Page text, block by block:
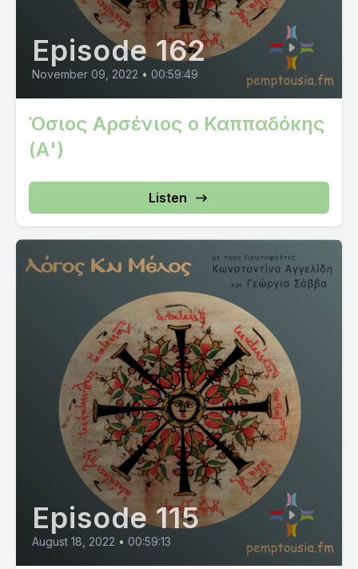
Episode 162
November 09, 2022 • 00:59:49
Όσιος Αρσένιος ο Καππαδόκης
(Α')
Listen
Episode 115
August 18, 2022 • 00:59:13